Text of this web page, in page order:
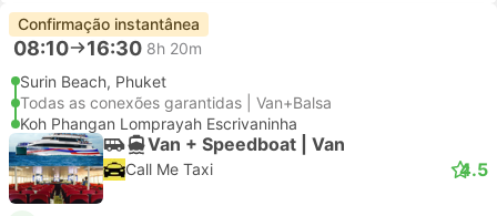
Confirmação instantânea
08:10 16:30 8h 20m
Surin Beach, Phuket
Todas as conexões garantidas | Van+Balsa
Koh Phangan Lomprayah Escrivaninha
Van + Speedboat | Van
Call Me Taxi 4.5